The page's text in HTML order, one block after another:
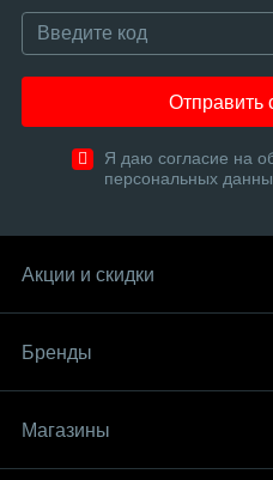
Отправить
Я даю согласие на
персональных
Акции и скидки
Бренды
Магазины